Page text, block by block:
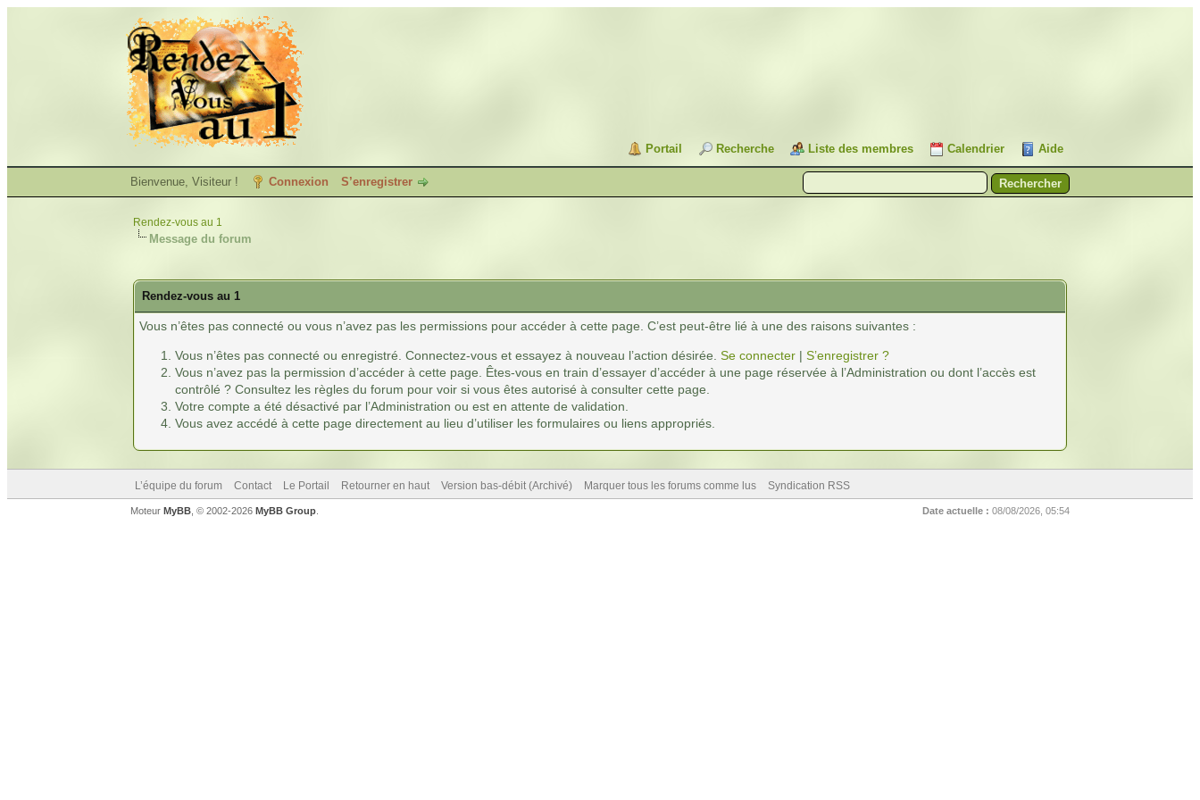
Portail Recherche Liste des membres Calendrier Aide
Bienvenue, Visiteur ! Connexion S’enregistrer
Rendez-vous au 1
Message du forum
Rendez-vous au 1
Vous n’êtes pas connecté ou vous n’avez pas les permissions pour accéder à cette page. C’est peut-être lié à une des raisons suivantes :
Vous n’êtes pas connecté ou enregistré. Connectez-vous et essayez à nouveau l’action désirée. Se connecter| S’enregistrer ?
Vous n’avez pas la permission d’accéder à cette page. Êtes-vous en train d’essayer d’accéder à une page réservée à l’Administration ou dont l’accès est
contrôlé ? Consultez les règles du forum pour voir si vous êtes autorisé à consulter cette page.
Votre compte a été désactivé par l’Administration ou est en attente de validation.
Vous avez accédé à cette page directement au lieu d’utiliser les formulaires ou liens appropriés.
L’équipe du forum Contact Le Portail Retourner en haut Version bas-débit (Archivé) Marquer tous les forums comme lus Syndication RSS
Date actuelle : 08/08/2026, 05:54
Moteur MyBB, © 2002-2026 MyBB Group.